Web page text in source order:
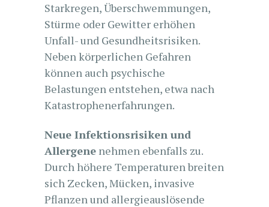
Starkregen, Überschwemmungen,
Stürme oder Gewitter erhöhen
Unfall- und Gesundheitsrisiken.
Neben körperlichen Gefahren
können auch psychische
Belastungen entstehen, etwa nach
Katastrophenerfahrungen.
Neue Infektionsrisiken und
Allergene nehmen ebenfalls zu.
Durch höhere Temperaturen breiten
sich Zecken, Mücken, invasive
Pflanzen und allergieauslösende